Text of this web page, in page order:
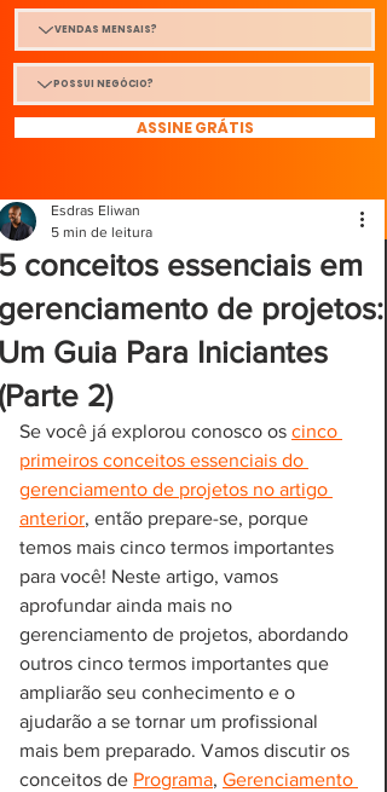
ASSINE GRÁTIS
conceitos essenciais em
de projetos:
Guia Para Iniciantes
2)
Esdras Eliwan
5 min de leitura
Se você já explorou conosco os cinco
primeiros conceitos essenciais do
gerenciamento de projetos no artigo
anterior, então prepare-se, porque
temos mais cinco termos importantes
para você! Neste artigo, vamos
aprofundar ainda mais no
gerenciamento de projetos, abordando
outros cinco termos importantes que
ampliarão seu conhecimento e o
ajudarão a se tornar um profissional
mais bem preparado. Vamos discutir os
conceitos de Programa, Gerenciamento